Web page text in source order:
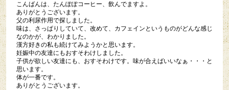
こんばんは、たんぽぽコーヒー、飲んでますよ。
ありがとうございます。
父の利尿作用で探しました。
味は、さっぱりしていて、改めて、カフェインというものがどんな感じ
なのかが、わかりました。
漢方好きの私も続けてみようかと思います。
妊娠中の友達にもおすそわけしました。
子供が欲しい友達にも、おすそわけです。味が合えばいいなぁ・・・と
思います。
体が一番です。
ありがとうございます。